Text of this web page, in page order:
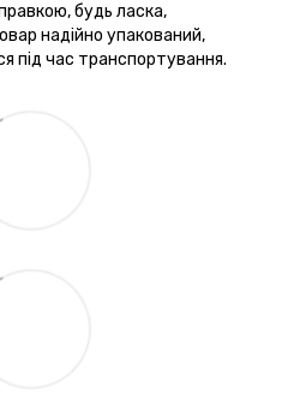
будь ласка,
надійно упакований,
під час транспортування.